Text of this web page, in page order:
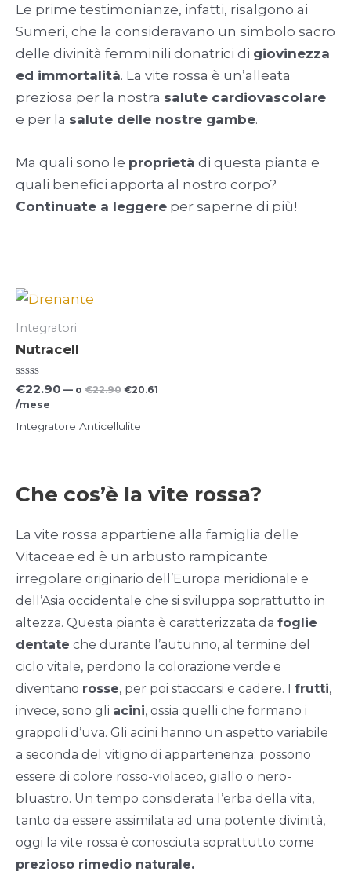
Le prime testimonianze, infatti, risalgono ai
Sumeri, che la consideravano un simbolo sacro
delle divinità femminili donatrici di giovinezza
ed immortalità. La vite rossa è un’alleata
preziosa per la nostra salute cardiovascolare
e per la salute delle nostre gambe.
Ma quali sono le proprietà di questa pianta e
quali benefici apporta al nostro corpo?
Continuate a leggere per saperne di più!
Integratori
Nutracell
V
a
l
u
t
s
u
€22.90 — o €22.90 Il
era:
€22.90.
€20.61
/mese
Integratore Anticellulite
Che cos’è la vite rossa?
La vite rossa appartiene alla famiglia delle
Vitaceae ed è un arbusto rampicante
irregolare originario dell’Europa meridionale e
dell’Asia occidentale che si sviluppa soprattutto in
altezza. Questa pianta è caratterizzata da foglie
dentate che durante l’autunno, al termine del
ciclo vitale, perdono la colorazione verde e
diventano rosse, per poi staccarsi e cadere. frutti,
invece, sono gli acini, ossia quelli che formano i
grappoli d’uva. Gli acini hanno un aspetto variabile
a seconda del vitigno di appartenenza: possono
essere di colore rosso-violaceo, giallo o nero-
bluastro. Un tempo considerata l’erba della vita,
tanto da essere assimilata ad una potente divinità,
oggi la vite rossa è conosciuta soprattutto come
prezioso rimedio naturale.